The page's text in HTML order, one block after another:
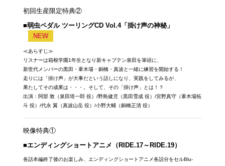
初回生産限定特典②
■弱虫ペダル ツーリングCD Vol.4「掛け声の神秘」
NEW
≪あらすじ≫
リスナーは箱根学園1年生となり新キャプテン泉田を筆頭に、
新世代メンバーの黒田・葦木場・銅橋・真波と一緒に練習を開始する！
走りには「掛け声」が大事だという話しになり、実践をしてみるが、
果たしてその成果は・・・。そして、その「掛け声」とは！？
出演：阿部 敦（泉田塔一郎 役）/野島健児（黒田雪成 役）/宮野真守（葦木場拓
斗 役）/代永 翼（真波山岳 役）/小野大輔（銅橋正清 役）
映像特典①
■エンディングショートアニメ（RIDE.17～RIDE.19）
各話本編終了後のお楽しみ、エンディングショートアニメ各話分をセルBlu-